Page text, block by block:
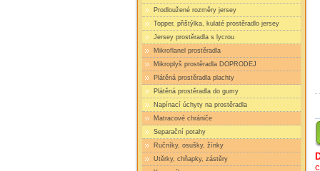
Prodloužené rozměry jersey
Topper, přištýlka, kulaté prostěradlo jersey
Jersey prostěradla s lycrou
Mikroflanel prostěradla
Mikroplyš prostěradla DOPRODEJ
Plátěná prostěradla plachty
Plátěná prostěradla do gumy
Napínací úchyty na prostěradla
Matracové chrániče
Separační potahy
Ručníky, osušky, žínky
Utěrky, chňapky, zástěry